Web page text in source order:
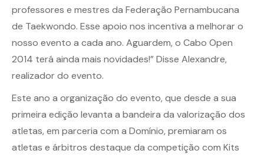
professores e mestres da Federação Pernambucana
de Taekwondo. Esse apoio nos incentiva a melhorar o
nosso evento a cada ano. Aguardem, o Cabo Open
2014 terá ainda mais novidades!” Disse Alexandre,
realizador do evento.
Este ano a organização do evento, que desde a sua
primeira edição levanta a bandeira da valorização dos
atletas, em parceria com a Domínio, premiaram os
atletas e árbitros destaque da competição com Kits